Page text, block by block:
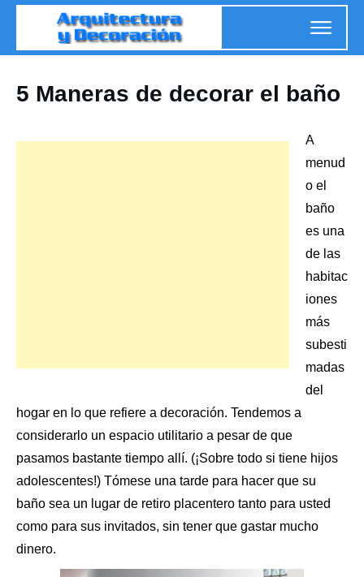
5 Maneras de decorar el baño
A
menud
o el
baño
es una
de las
habitac
iones
más
subesti
madas
del
hogar en lo que refiere a decoración. Tendemos a
considerarlo un espacio utilitario a pesar de que
pasamos bastante tiempo allí. (¡Sobre todo si tiene hijos
adolescentes!) Tómese una tarde para hacer que su
baño sea un lugar de retiro placentero tanto para usted
como para sus invitados, sin tener que gastar mucho
dinero.